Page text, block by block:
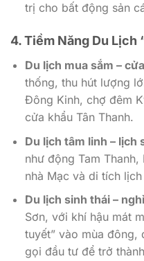
trị cho bất động sản
4. Tiềm Năng Du Lịch
Du lịch mua sắm –
thống, thu hút lượng
Đông Kinh, chợ đêm
cửa khẩu Tân Thanh.
Du lịch tâm linh – lịch
như động Tam
nhà Mạc và di tích
Du lịch sinh thái –
Sơn, với khí hậu mát
tuyết” vào mùa đông,
gọi đầu tư để trở